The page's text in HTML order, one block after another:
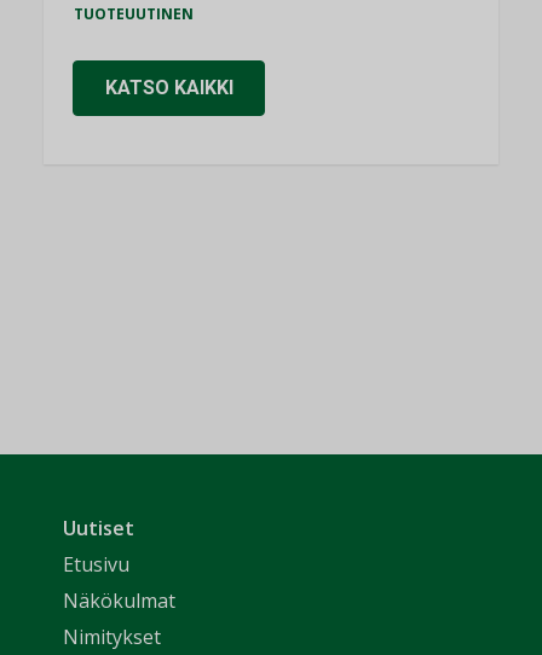
TUOTEUUTINEN
KATSO KAIKKI
Uutiset
Etusivu
Näkökulmat
Nimitykset